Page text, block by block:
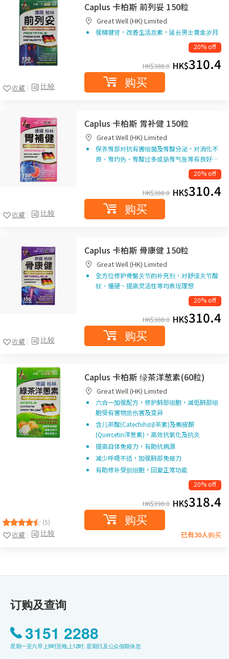
比较
收藏
Caplus 卡柏斯 前列妥 150粒
Great Well (HK) Limited
强精健肾，改善生活质素，延长男士黄金岁月
20% off
HK$388.0 HK$310.4
购买
比较
收藏
Caplus 卡柏斯 胃补健 150粒
Great Well (HK) Limited
保养胃部对抗有害细菌及胃酸分泌，对消化不
良、胃灼热、胃酸过多或肠胃气胀等有良好…
20% off
HK$388.0 HK$310.4
购买
比较
收藏
Caplus 卡柏斯 骨康健 150粒
Great Well (HK) Limited
全方位修护骨骼关节的补充剂，对舒缓关节酸
软、僵硬、提高灵活性等均表现理想
20% off
HK$388.0 HK$310.4
购买
(5)
比较
收藏
Caplus 卡柏斯 绿茶洋葱素(60粒)
Great Well (HK) Limited
六合一加强配方，修护肺部细胞，减低肺部细
胞受有害物质伤害及变异
含儿茶酸(Catechihs绿茶素)及槲皮酮
(Quercetin洋葱素)，高效抗氧化及抗炎
提高自体免疫力，有助抗病源
减少呼吸不适，加强肺部免疫力
有助修补受损细胞，回复正常功能
20% off
HK$398.0 HK$318.4
购买
已有30人购买
订购及查询
3151 2288
星期一至六早上9时至晚上12时; 星期日及公众假期休息